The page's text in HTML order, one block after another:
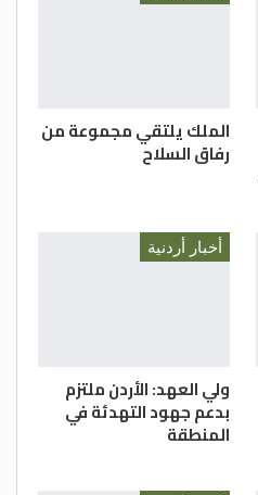
الملك يلتقي مجموعة من
رفاق السلاح
أخبار أردنية
ولي العهد: الأردن ملتزم
بدعم جهود التهدئة في
المنطقة